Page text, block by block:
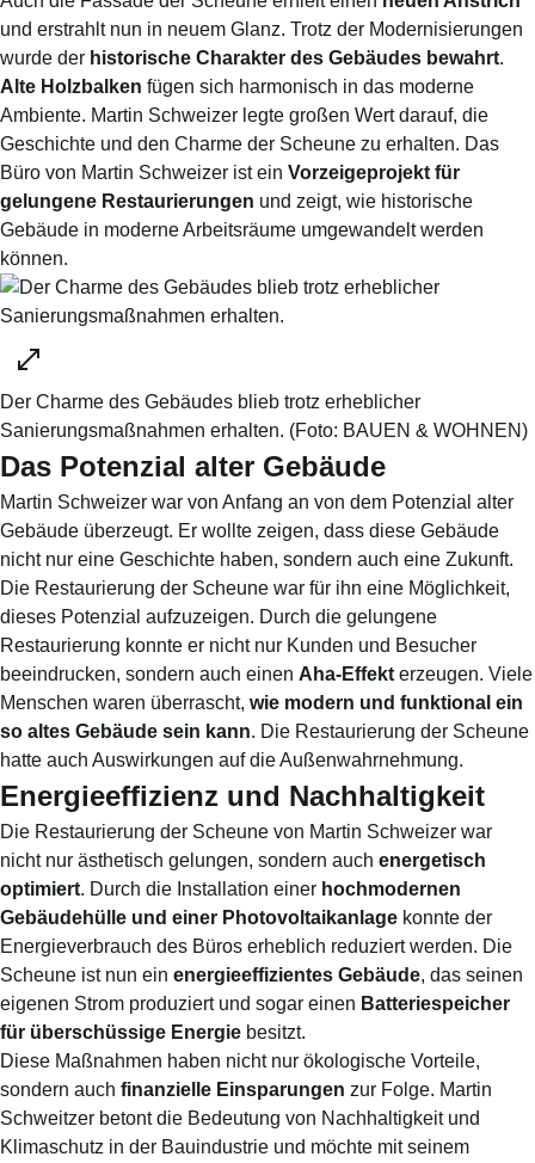
und erstrahlt nun in neuem Glanz. Trotz der Modernisierungen
wurde der historische Charakter des Gebäudes bewahrt.
Alte Holzbalken fügen sich harmonisch in das moderne
Ambiente. Martin Schweizer legte großen Wert darauf, die
Geschichte und den Charme der Scheune zu erhalten. Das
Büro von Martin Schweizer ist ein Vorzeigeprojekt für
gelungene Restaurierungen und zeigt, wie historische
Gebäude in moderne Arbeitsräume umgewandelt werden
können.
Der Charme des Gebäudes blieb trotz erheblicher
Sanierungsmaßnahmen erhalten. (Foto: BAUEN & WOHNEN)
Das Potenzial alter Gebäude
Martin Schweizer war von Anfang an von dem Potenzial alter
Gebäude überzeugt. Er wollte zeigen, dass diese Gebäude
nicht nur eine Geschichte haben, sondern auch eine Zukunft.
Die Restaurierung der Scheune war für ihn eine Möglichkeit,
dieses Potenzial aufzuzeigen. Durch die gelungene
Restaurierung konnte er nicht nur Kunden und Besucher
beeindrucken, sondern auch einen Aha-Effekt erzeugen. Viele
Menschen waren überrascht, wie modern und funktional ein
so altes Gebäude sein kann. Die Restaurierung der Scheune
hatte auch Auswirkungen auf die Außenwahrnehmung.
Energieeffizienz und Nachhaltigkeit
Die Restaurierung der Scheune von Martin Schweizer war
nicht nur ästhetisch gelungen, sondern auch energetisch
optimiert. Durch die Installation einer hochmodernen
Gebäudehülle und einer Photovoltaikanlage konnte der
Energieverbrauch des Büros erheblich reduziert werden. Die
Scheune ist nun ein energieeffizientes Gebäude, das seinen
eigenen Strom produziert und sogar einen Batteriespeicher
für überschüssige Energie besitzt.
Diese Maßnahmen haben nicht nur ökologische Vorteile,
sondern auch finanzielle Einsparungen zur Folge. Martin
Schweitzer betont die Bedeutung von Nachhaltigkeit und
Klimaschutz in der Bauindustrie und möchte mit seinem